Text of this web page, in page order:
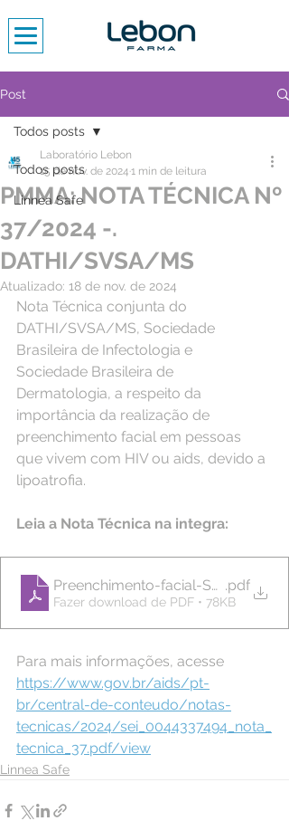
Post
Todos posts
Linnea Safe
Todos posts
PMMA: NOTA TÉCNICA Nº
37/2024 -.
DATHI/SVSA/MS
Laboratório Lebon
15 de nov. de 2024 1 min de leitura
Atualizado: 18 de nov. de 2024
Nota Técnica conjunta do
DATHI/SVSA/MS, Sociedade
Brasileira de Infectologia e
Sociedade Brasileira de
Dermatologia, a respeito da
importância da realização de
preenchimento facial em pessoas
que vivem com HIV ou aids, devido a
lipoatrofia.
Leia a Nota Técnica na integra:
Preenchimento-facial- .pdf
Fazer download de PDF • 78KB
Para mais informações, acesse
https://www.gov.br/aids/pt-
br/central-de-conteudo/notas-
tecnicas/2024/sei_0044337494_nota_
tecnica_37.pdf/view
Linnea Safe